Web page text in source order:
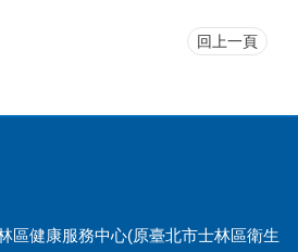
回上一頁
區健康服務中心(原臺北市士林區衛生